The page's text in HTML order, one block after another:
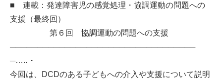
■ 連載：発達障害児の感覚処理・協調運動の問題への
支援（最終回）
第６回 協調運動の問題への支援
──────────────────────────────────
─…‥・
今回は、DCDのある子どもへの介入や支援について説明